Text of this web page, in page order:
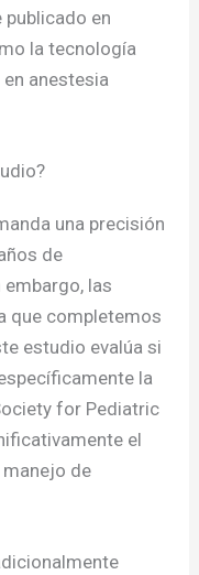
publicado en
la tecnología
anestesia
una precisión
de
embargo, las
que completemos
estudio evalúa si
la
for Pediatric
el
de